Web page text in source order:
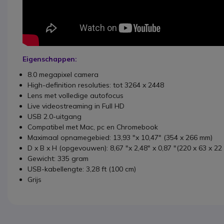
Eigenschappen:
8.0 megapixel camera
High-definition resoluties: tot 3264 x 2448
Lens met volledige autofocus
Live videostreaming in Full HD
USB 2.0-uitgang
Compatibel met Mac, pc en Chromebook
Maximaal opnamegebied: 13,93 "x 10,47" (354 x 266 mm)
D x B x H (opgevouwen): 8,67 "x 2,48" x 0,87 "(220 x 63 x 22
Gewicht: 335 gram
USB-kabellengte: 3,28 ft (100 cm)
Grijs